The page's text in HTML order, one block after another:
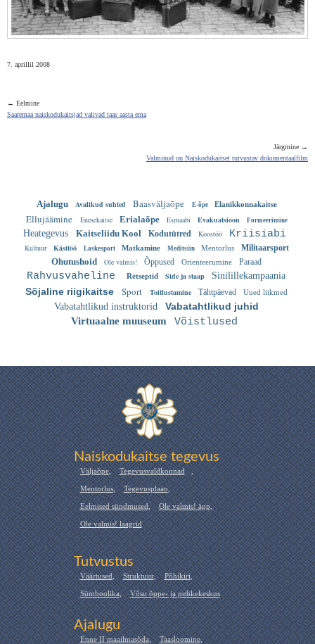
7. aprillil 2008
← Eelmine
Saaremaa naiskodukaitsjad valivad taas aasta ema
Järgmine →
Valminud on Naiskodukaitset tutvustav dokumentaalfilm
Ajalugu Avalikud suhted Baasväljaõpe E-õpe Elanikkonnakaitse
Ellujäämine Enesekaitse Erialaõpe Esmaabi Evakuatsioon Formeerimine
Heategevus Kaitseliidu Kool Kodutütred Koostöö Kriisiabi
Kultuur Käsitöö Laskesport Matkamine Meditsiin Mentorlus Militaarsport
Ohutushoid Ole valmis! Õppused Orienteerumine Paraad
Rahvusvaheline Retseptid Side ja staap Sinilillekampaania
Sõjaline riigikaitse Sport Toitlustamine Tähtpäevad Uued liikmed
Vabatahtlikud instruktorid
Vabatahtlikud juhid
Virtuaalne muuseum
Võistlused
Naiskodukaitse tegevus
Väljaõpe, Tegevusvaldkonnad ,
Mentorlus, Tegevusplaan,
Eelmised sündmused, Ole valmis! äpp,
Ole valmis! laagrid
Tutvustus
Väärtused, Struktuur, Põhikiri,
Sümboolika, Võsu õppe- ja puhkekeskus
Ajalugu
Enne II maailmasõda, Taasloomine,